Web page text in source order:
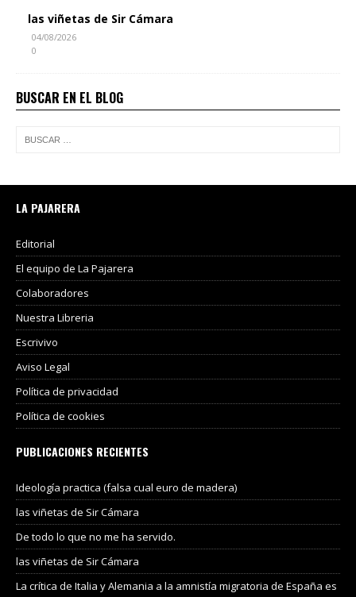
las viñetas de Sir Cámara
04/08/2026
0
BUSCAR EN EL BLOG
LA PAJARERA
Editorial
El equipo de La Pajarera
Colaboradores
Nuestra Libreria
Escrivivo
Aviso Legal
Política de privacidad
Política de cookies
PUBLICACIONES RECIENTES
Ideología practica (falsa cual euro de madera)
las viñetas de Sir Cámara
De todo lo que no me ha servido.
las viñetas de Sir Cámara
La crítica de Italia y Alemania a la amnistía migratoria de España es